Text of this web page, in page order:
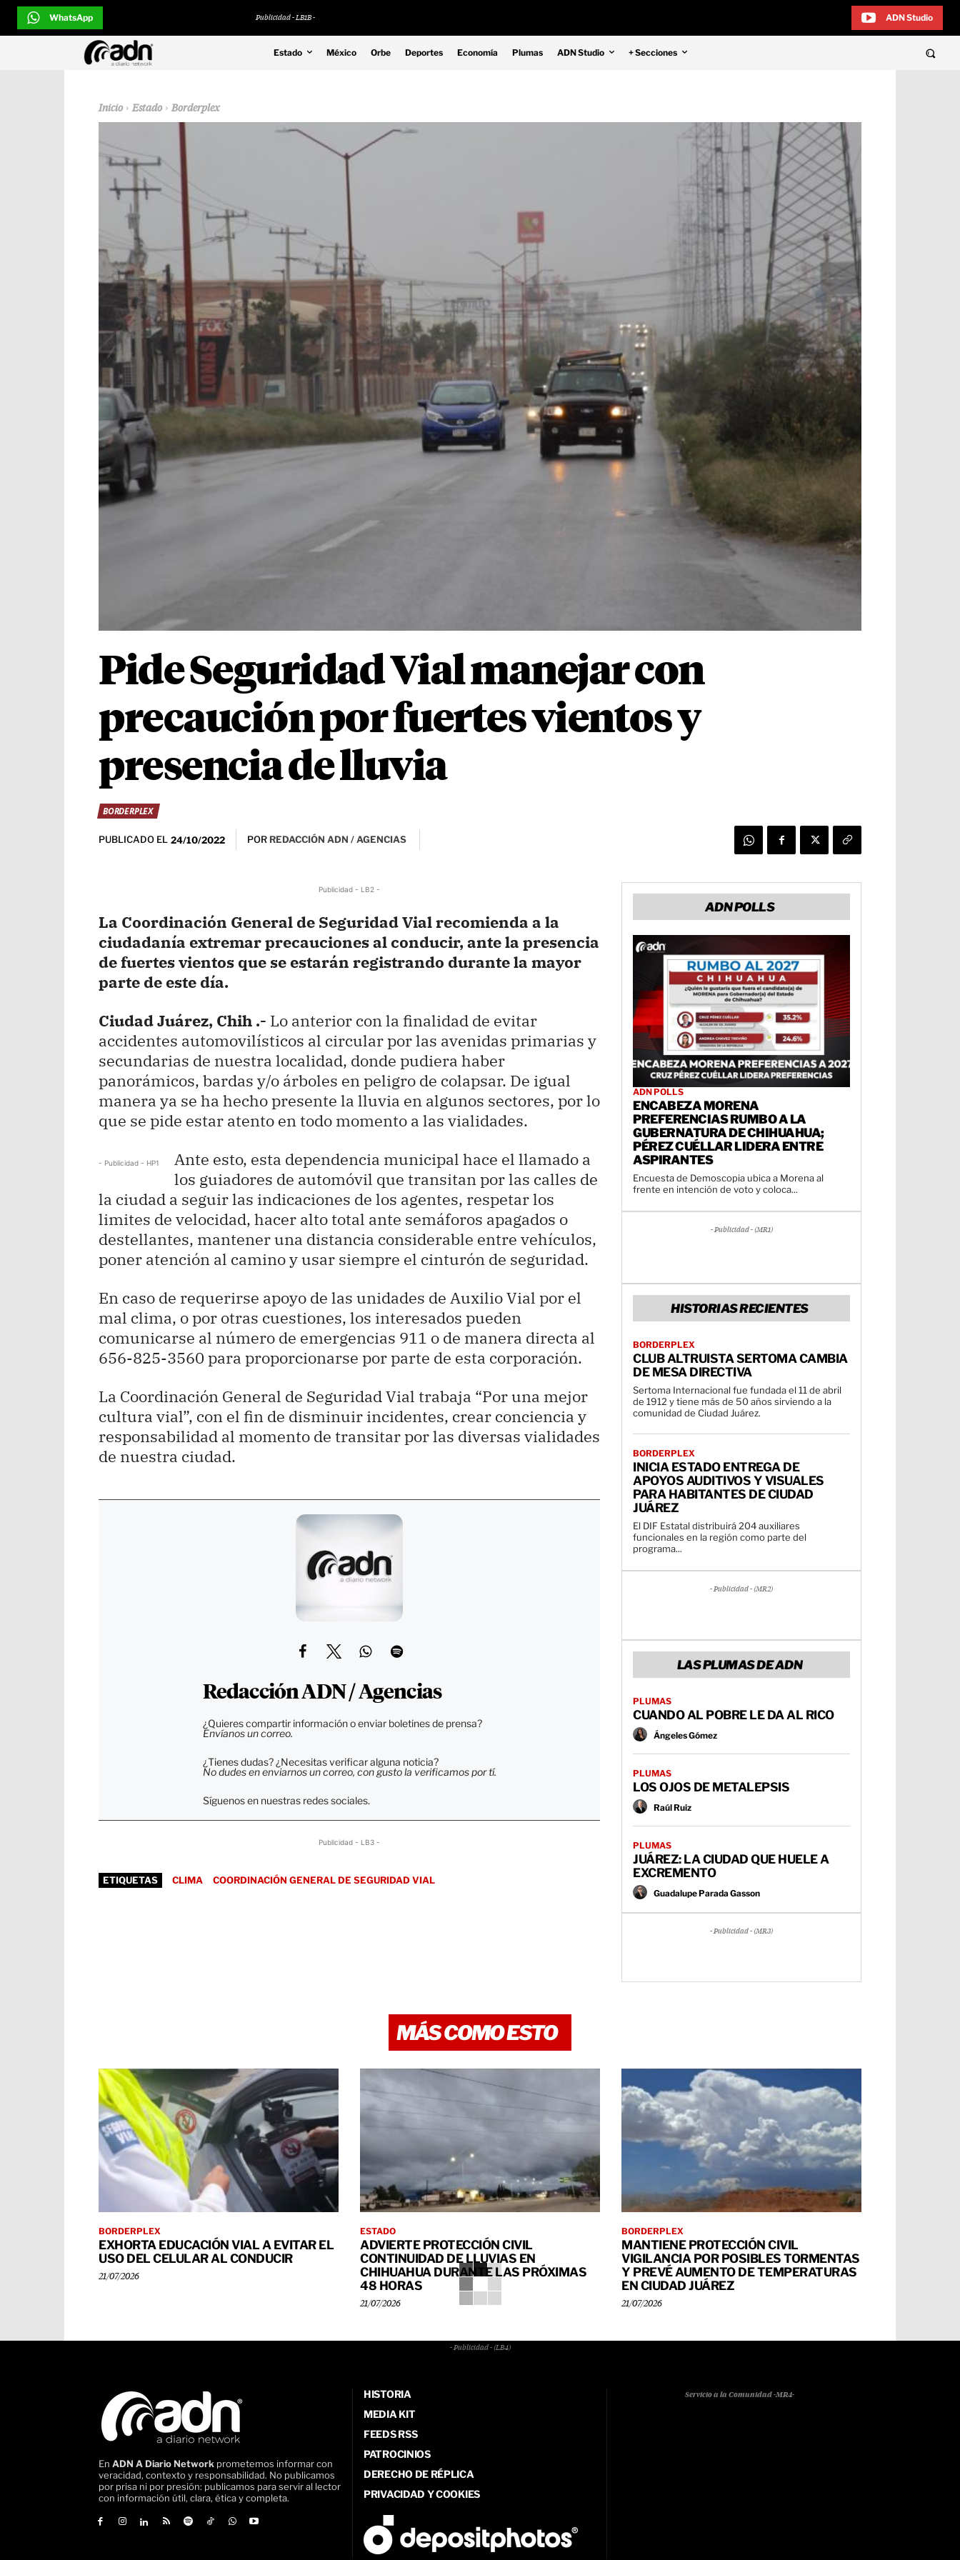
WhatsApp Publicidad - LB1B - ADN Studio
Estado México Orbe Deportes Economía Plumas ADN Studio + Secciones
Inicio Estado Borderplex
Pide Seguridad Vial manejar con
precaución por fuertes vientos y
presencia de lluvia
BORDERPLEX
PUBLICADO EL 24/10/2022 POR REDACCIÓN ADN / AGENCIAS
Publicidad - LB2 -
La Coordinación General de Seguridad Vial recomienda a la
ciudadanía extremar precauciones al conducir, ante la presencia
de fuertes vientos que se estarán registrando durante la mayor
parte de este día.
Ciudad Juárez, Chih .- Lo anterior con la finalidad de evitar
accidentes automovilísticos al circular por las avenidas primarias y
secundarias de nuestra localidad, donde pudiera haber
panorámicos, bardas y/o árboles en peligro de colapsar. De igual
manera ya se ha hecho presente la lluvia en algunos sectores, por lo
que se pide estar atento en todo momento a las vialidades.
- Publicidad - HP1
Ante esto, esta dependencia municipal hace el llamado a
los guiadores de automóvil que transitan por las calles de
la ciudad a seguir las indicaciones de los agentes, respetar los
limites de velocidad, hacer alto total ante semáforos apagados o
destellantes, mantener una distancia considerable entre vehículos,
poner atención al camino y usar siempre el cinturón de seguridad.
En caso de requerirse apoyo de las unidades de Auxilio Vial por el
mal clima, o por otras cuestiones, los interesados pueden
comunicarse al número de emergencias 911 o de manera directa al
656-825-3560 para proporcionarse por parte de esta corporación.
La Coordinación General de Seguridad Vial trabaja “Por una mejor
cultura vial”, con el fin de disminuir incidentes, crear conciencia y
responsabilidad al momento de transitar por las diversas vialidades
de nuestra ciudad.
Redacción ADN / Agencias
¿Quieres compartir información o enviar boletines de prensa?
Envíanos un correo.
¿Tienes dudas? ¿Necesitas verificar alguna noticia?
No dudes en enviarnos un correo, con gusto la verificamos por tí.
Síguenos en nuestras redes sociales.
Publicidad - LB3 -
ETIQUETAS CLIMA COORDINACIÓN GENERAL DE SEGURIDAD VIAL
ADN POLLS
ADN POLLS
ENCABEZA MORENA
PREFERENCIAS RUMBO A LA
GUBERNATURA DE CHIHUAHUA;
PÉREZ CUÉLLAR LIDERA ENTRE
ASPIRANTES
Encuesta de Demoscopia ubica a Morena al
frente en intención de voto y coloca...
- Publicidad - (MR1)
HISTORIAS RECIENTES
BORDERPLEX
CLUB ALTRUISTA SERTOMA CAMBIA
DE MESA DIRECTIVA
Sertoma Internacional fue fundada el 11 de abril
de 1912 y tiene más de 50 años sirviendo a la
comunidad de Ciudad Juárez.
BORDERPLEX
INICIA ESTADO ENTREGA DE
APOYOS AUDITIVOS Y VISUALES
PARA HABITANTES DE CIUDAD
JUÁREZ
El DIF Estatal distribuirá 204 auxiliares
funcionales en la región como parte del
programa...
- Publicidad - (MR2)
LAS PLUMAS DE ADN
PLUMAS
CUANDO AL POBRE LE DA AL RICO
Ángeles Gómez
PLUMAS
LOS OJOS DE METALEPSIS
Raúl Ruiz
PLUMAS
JUÁREZ: LA CIUDAD QUE HUELE A
EXCREMENTO
Guadalupe Parada Gasson
- Publicidad - (MR3)
MÁS COMO ESTO
BORDERPLEX
EXHORTA EDUCACIÓN VIAL A EVITAR EL
USO DEL CELULAR AL CONDUCIR
21/07/2026
ESTADO
ADVIERTE PROTECCIÓN CIVIL
CONTINUIDAD DE LLUVIAS EN
CHIHUAHUA DURANTE LAS PRÓXIMAS
48 HORAS
21/07/2026
BORDERPLEX
MANTIENE PROTECCIÓN CIVIL
VIGILANCIA POR POSIBLES TORMENTAS
Y PREVÉ AUMENTO DE TEMPERATURAS
EN CIUDAD JUÁREZ
21/07/2026
- Publicidad - (LB4)
En ADN A Diario Network prometemos informar con
veracidad, contexto y responsabilidad. No publicamos
por prisa ni por presión: publicamos para servir al lector
con información útil, clara, ética y completa.
HISTORIA
MEDIA KIT
FEEDS RSS
PATROCINIOS
DERECHO DE RÉPLICA
PRIVACIDAD Y COOKIES
Servicio a la Comunidad -MR4-